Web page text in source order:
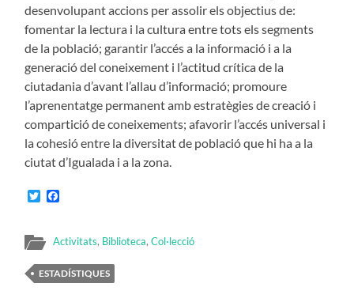
desenvolupant accions per assolir els objectius de:
fomentar la lectura i la cultura entre tots els segments
de la població; garantir l’accés a la informació i a la
generació del coneixement i l’actitud crítica de la
ciutadania d’avant l’allau d’informació; promoure
l’aprenentatge permanent amb estratègies de creació i
compartició de coneixements; afavorir l’accés universal i
la cohesió entre la diversitat de població que hi ha a la
ciutat d’Igualada i a la zona.
Twitter
Activitats, Biblioteca,Col·lecció
ESTADÍSTIQUES